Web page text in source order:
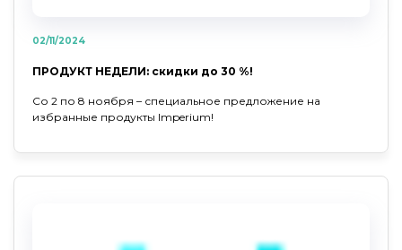
02/11/2024
ПРОДУКТ НЕДЕЛИ: скидки до 30 %!
Со 2 по 8 ноября – специальное предложение на
избранные продукты Imperium!